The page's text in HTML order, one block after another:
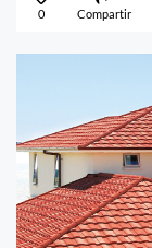
0 Compartir